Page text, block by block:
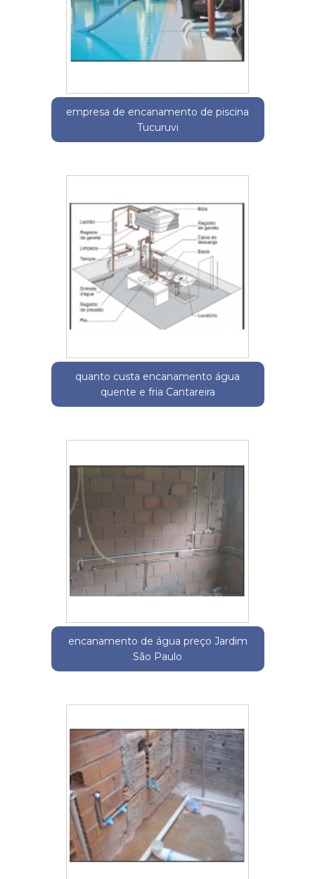
empresa de encanamento de piscina
Tucuruvi
quanto custa encanamento água
quente e fria Cantareira
encanamento de água preço Jardim
São Paulo